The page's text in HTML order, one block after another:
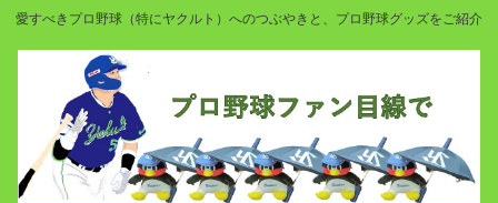
愛すべきプロ野球（特にヤクルト）へのつぶやきと、プロ野球グッズをご紹介